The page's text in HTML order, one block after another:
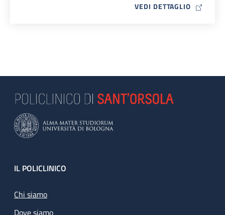
VEDI DETTAGLIO MAP ICON
Footer
IL POLICLINICO
Chi siamo
Dove siamo